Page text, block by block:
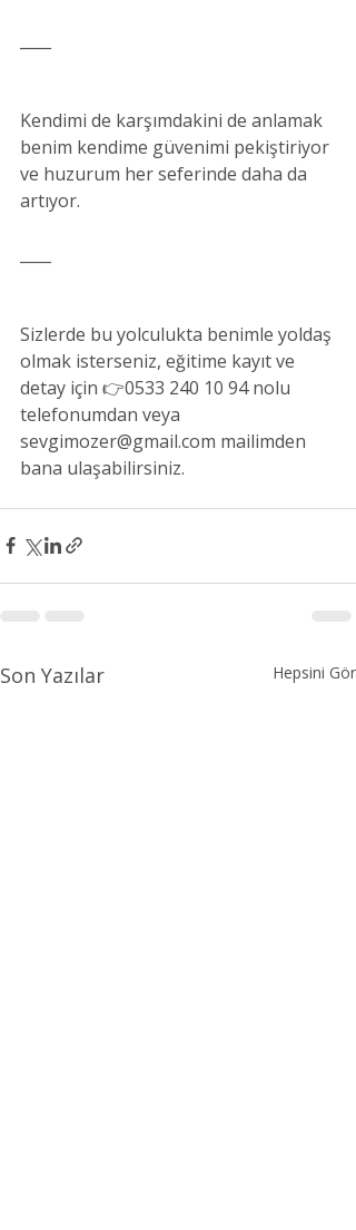
Kendimi de karşımdakini de anlamak
benim kendime güvenimi pekiştiriyor
ve huzurum her seferinde daha da
artıyor.
Sizlerde bu yolculukta benimle yoldaş
olmak isterseniz, eğitime kayıt ve
detay için 👉0533 240 10 94 nolu
telefonumdan veya
sevgimozer@gmail.com mailimden
bana ulaşabilirsiniz.
Son Yazılar Hepsini Gör